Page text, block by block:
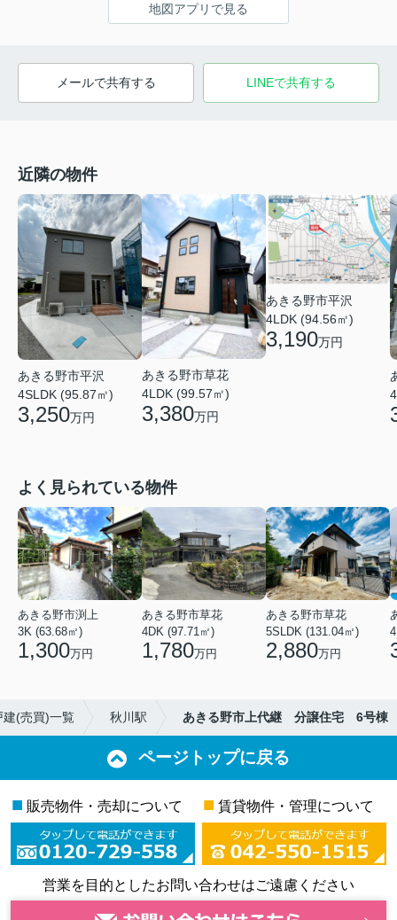
地図アプリで見る
メールで共有する LINEで共有する
近隣の物件
あきる野市平沢
4SLDK (95.87㎡)
3,250万円
あきる野市草花
4LDK (99.57㎡)
3,380万円
あきる野市平沢
4LDK (94.56㎡)
3,190万円
よく見られている物件
あきる野市渕上
3K (63.68㎡)
1,300万円
あきる野市草花
4DK (97.71㎡)
1,780万円
あきる野市草花
5SLDK (131.04㎡)
2,880万円
建(売買)一覧 秋川駅 あきる野市上代継 分譲住宅 6号棟
ページトップに戻る
■ 販売物件・売却について ■ 賃貸物件・管理について
営業を目的としたお問い合わせはご遠慮ください